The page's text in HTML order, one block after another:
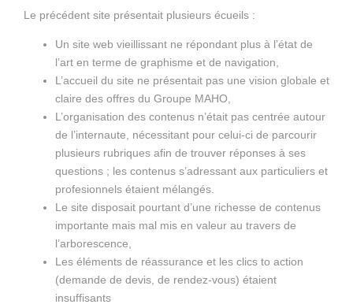
Le précédent site présentait plusieurs écueils :
Un site web vieillissant ne répondant plus à l’état de
l’art en terme de graphisme et de navigation,
L’accueil du site ne présentait pas une vision globale et
claire des offres du Groupe MAHO,
L’organisation des contenus n’était pas centrée autour
de l’internaute, nécessitant pour celui-ci de parcourir
plusieurs rubriques afin de trouver réponses à ses
questions ; les contenus s’adressant aux particuliers et
profesionnels étaient mélangés.
Le site disposait pourtant d’une richesse de contenus
importante mais mal mis en valeur au travers de
l’arborescence,
Les éléments de réassurance et les clics to action
(demande de devis, de rendez-vous) étaient
insuffisants